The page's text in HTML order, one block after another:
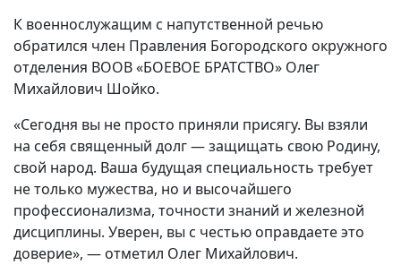
К военнослужащим с напутственной речью
обратился член Правления Богородского окружного
отделения ВООВ «БОЕВОЕ БРАТСТВО» Олег
Михайлович Шойко.
«Сегодня вы не просто приняли присягу. Вы взяли
на себя священный долг — защищать свою Родину,
свой народ. Ваша будущая специальность требует
не только мужества, но и высочайшего
профессионализма, точности знаний и железной
дисциплины. Уверен, вы с честью оправдаете это
доверие», — отметил Олег Михайлович.